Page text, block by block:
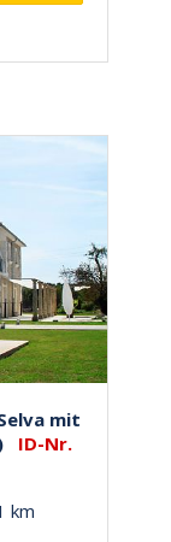
mit
ID-Nr.
km